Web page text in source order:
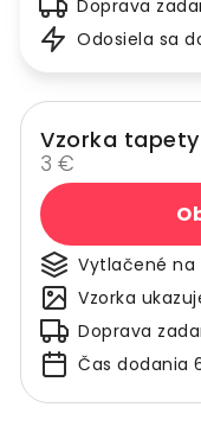
Doprava
Odosiela sa
Vzorka tapety
3 €
Vytlačené
Vzorka
Doprava
Čas dodania